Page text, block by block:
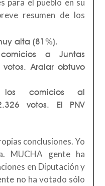
para el pueblo en su
resumen de los
alta (81%).
a Juntas
Aralar obtuvo
comicios al
votos. El PNV
conclusiones. Yo
MUCHA gente ha
en Diputación y
no ha votado sólo